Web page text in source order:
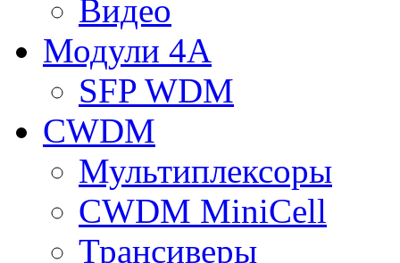
Видео
Модули 4A
SFP WDM
CWDM
Мультиплексоры
CWDM MiniCell
Трансиверы